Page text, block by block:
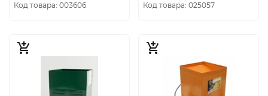
Код товара: 003606 Код товара: 025057